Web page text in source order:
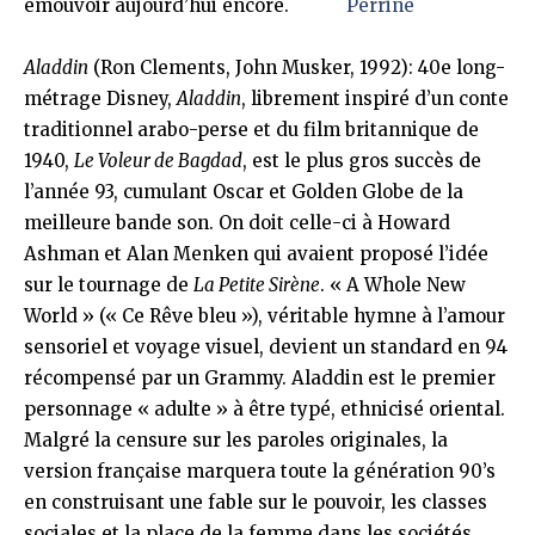
émouvoir aujourd’hui encore. Perrine
Aladdin (Ron Clements, John Musker, 1992): 40e long-
métrage Disney,Aladdin, librement inspiré d’un conte
traditionnel arabo-perse et du film britannique de
1940, Le Voleur de Bagdad, est le plus gros succès de
l’année 93, cumulant Oscar et Golden Globe de la
meilleure bande son. On doit celle-ci à Howard
Ashman et Alan Menken qui avaient proposé l’idée
sur le tournage de La Petite Sirène. « A Whole New
World » (« Ce Rêve bleu »), véritable hymne à l’amour
sensoriel et voyage visuel, devient un standard en 94
récompensé par un Grammy. Aladdin est le premier
personnage « adulte » à être typé, ethnicisé oriental.
Malgré la censure sur les paroles originales, la
version française marquera toute la génération 90’s
en construisant une fable sur le pouvoir, les classes